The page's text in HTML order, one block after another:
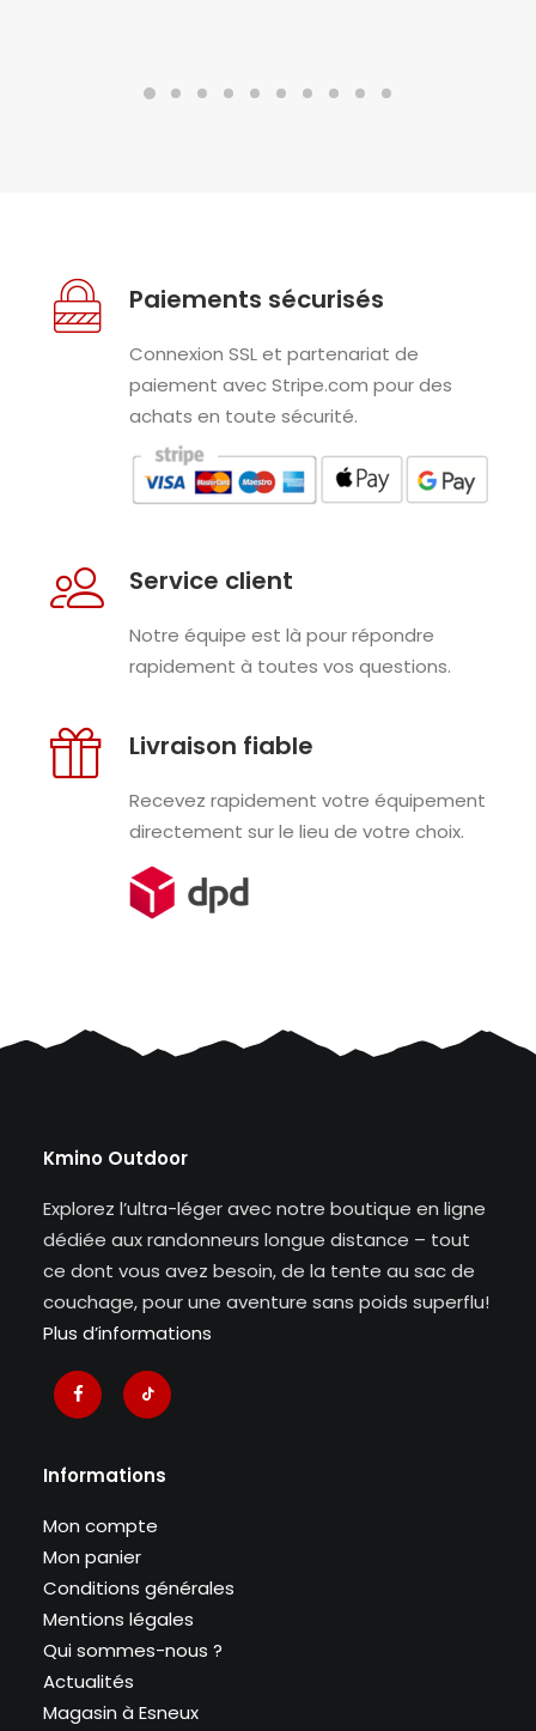
Paiements sécurisés
Connexion SSL et partenariat de
paiement avec Stripe.com pour des
achats en toute sécurité.
Service client
Notre équipe est là pour répondre
rapidement à toutes vos questions.
Livraison fiable
Recevez rapidement votre équipement
directement sur le lieu de votre choix.
Kmino Outdoor
Explorez l’ultra-léger avec notre boutique en ligne
dédiée aux randonneurs longue distance – tout
ce dont vous avez besoin, de la tente au sac de
couchage, pour une aventure sans poids superflu!
Plus d’informations
Informations
Mon compte
Mon panier
Conditions générales
Mentions légales
Qui sommes-nous ?
Actualités
Magasin à Esneux